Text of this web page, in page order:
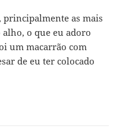
principalmente as mais
o que eu adoro
um macarrão com
de eu ter colocado